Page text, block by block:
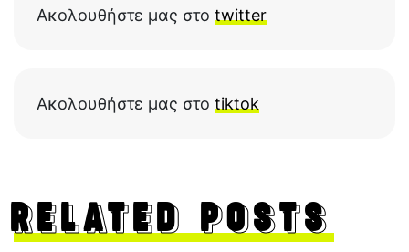
Ακολουθήστε μας στο twitter
Ακολουθήστε μας στο tiktok
RELATED POSTS